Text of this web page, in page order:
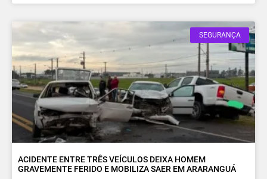
SEGURANÇA
ACIDENTE ENTRE TRÊS VEÍCULOS DEIXA HOMEM
GRAVEMENTE FERIDO E MOBILIZA SAER EM ARARANGUÁ